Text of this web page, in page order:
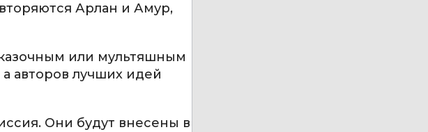
Арлан и Амур,
или мультяшным
авторов лучших идей
Они будут внесены в